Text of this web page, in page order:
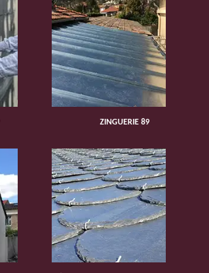
ZINGUERIE 89